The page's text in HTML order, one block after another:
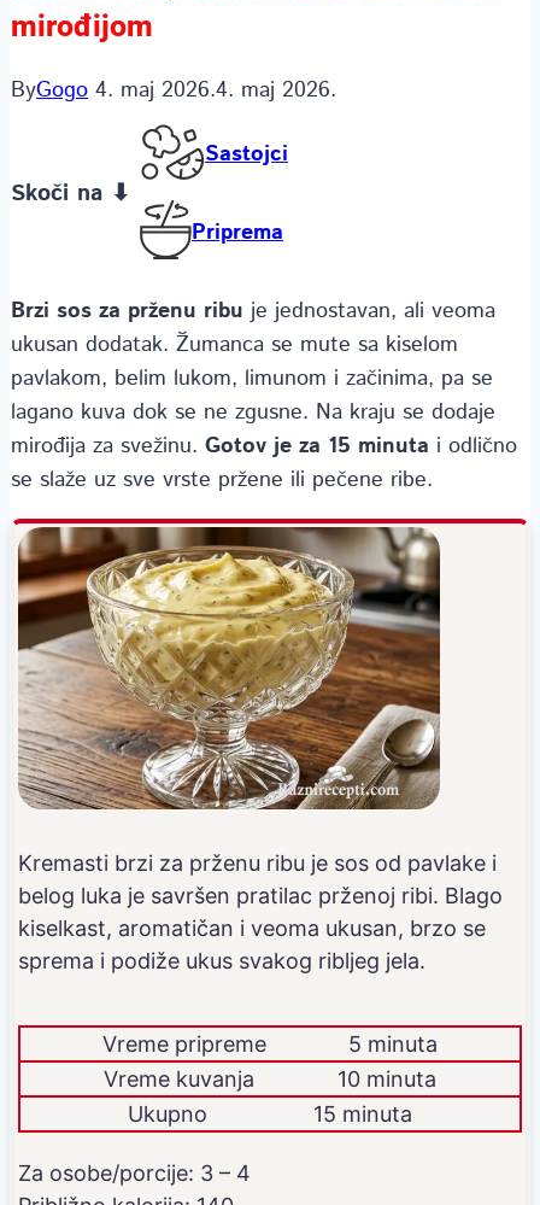
mirođijom
ByGogo 4. maj 2026.4. maj 2026.
Skoči na ⬇
Sastojci
Priprema
Brzi sos za prženu ribu je jednostavan, ali veoma
ukusan dodatak. Žumanca se mute sa kiselom
pavlakom, belim lukom, limunom i začinima, pa se
lagano kuva dok se ne zgusne. Na kraju se dodaje
mirođija za svežinu. Gotov je za 15 minuta i odlično
se slaže uz sve vrste pržene ili pečene ribe.
Kremasti brzi za prženu ribu je sos od pavlake i
belog luka je savršen pratilac prženoj ribi. Blago
kiselkast, aromatičan i veoma ukusan, brzo se
sprema i podiže ukus svakog ribljeg jela.
Vreme pripreme
5 minuta
Vreme kuvanja
10 minuta
Ukupno
15 minuta
Za osobe/porcije: 3 – 4